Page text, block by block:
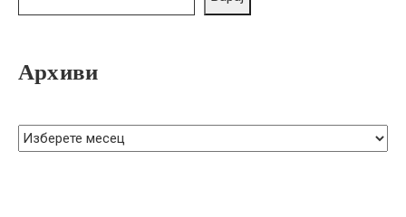
ЈАВНИ
Архиви